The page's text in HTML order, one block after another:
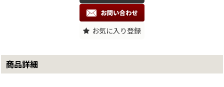
お気に入り登録
商品詳細